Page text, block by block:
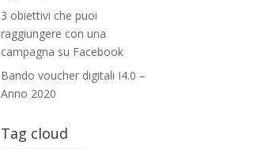
3 obiettivi che puoi
raggiungere con una
campagna su Facebook
Bando voucher digitali I4.0 –
Anno 2020
Tag cloud